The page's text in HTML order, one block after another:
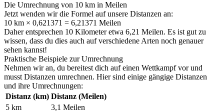
Die Umrechnung von 10 km in Meilen
Jetzt wenden wir die Formel auf unsere Distanzen an:
10 km × 0,621371 = 6,21371 Meilen
Daher entsprechen 10 Kilometer etwa 6,21 Meilen. Es ist gut zu
wissen, dass du dies auch auf verschiedene Arten noch genauer
sehen kannst!
Praktische Beispiele zur Umrechnung
Nehmen wir an, du bereitest dich auf einen Wettkampf vor und
musst Distanzen umrechnen. Hier sind einige gängige Distanzen
und ihre Umrechnungen:
Distanz (km) Distanz (Meilen)
5 km
3,1 Meilen